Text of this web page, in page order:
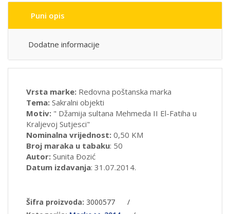
Puni opis
Dodatne informacije
Vrsta marke: Redovna poštanska marka
Tema: Sakralni objekti
Motiv: " Džamija sultana Mehmeda II El-Fatiha u
Kraljevoj Sutjesci"
Nominalna vrijednost: 0,50 KM
Broj maraka u tabaku: 50
Autor: Sunita Ðozić
Datum izdavanja: 31.07.2014.
Šifra proizvoda: 3000577
/